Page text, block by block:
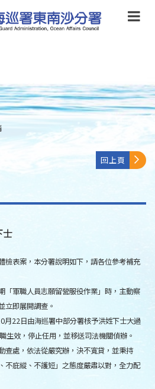
回上頁
士
檢表案，本分署說明如下，請各位參考補充
「軍職人員志願留營服役作業」時，主動察
立即展開調查。
月22日由海巡署中部分署核予洪姓下士大過
生效，停止任用，並移送司法機關偵辦。
查處，依法從嚴究辦，決不寬貸，並秉持
不庇縱、不護短」之態度嚴肅以對，全力配